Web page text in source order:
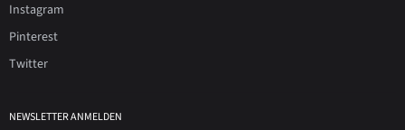
Instagram
Pinterest
Twitter
NEWSLETTER ANMELDEN